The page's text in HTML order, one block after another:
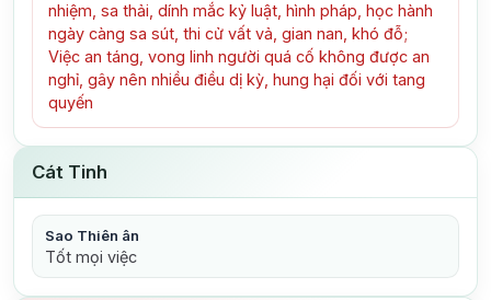
nhiệm, sa thải, dính mắc kỷ luật, hình pháp, học hành
ngày càng sa sút, thi cử vất vả, gian nan, khó đỗ;
Việc an táng, vong linh người quá cố không được an
nghỉ, gây nên nhiều điều dị kỳ, hung hại đối với tang
quyến
Cát Tinh
Sao Thiên ân
Tốt mọi việc